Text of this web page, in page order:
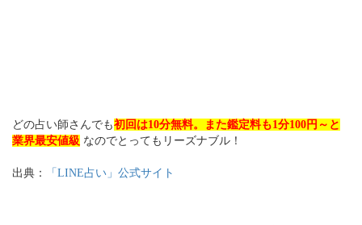
どの占い師さんでも初回は10分無料。また鑑定料も1分100円～と
業界最安値級 なのでとってもリーズナブル！
出典： 「LINE占い」公式サイト